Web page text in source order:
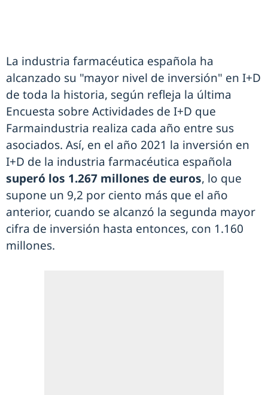
La industria farmacéutica española ha
alcanzado su "mayor nivel de inversión" en I+D
de toda la historia, según refleja la última
Encuesta sobre Actividades de I+D que
Farmaindustria realiza cada año entre sus
asociados. Así, en el año 2021 la inversión en
I+D de la industria farmacéutica española
superó los 1.267 millones de euros, lo que
supone un 9,2 por ciento más que el año
anterior, cuando se alcanzó la segunda mayor
cifra de inversión hasta entonces, con 1.160
millones.